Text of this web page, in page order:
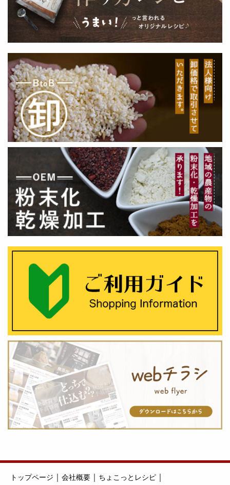
トップページ ｜ 会社概要 ｜ ちょこっとレシピ ｜